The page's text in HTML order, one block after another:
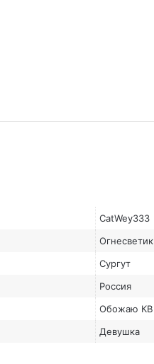
CatWey333
Огнесветик
Сургут
Россия
Обожаю КВ
Девушка